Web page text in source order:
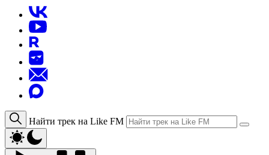
Найти трек на Like FM